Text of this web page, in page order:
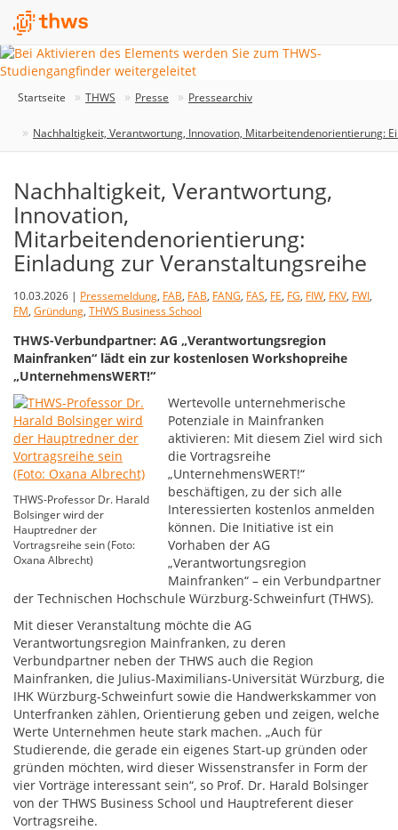
Startseite THWS Presse Pressearchiv
Nachhaltigkeit, Verantwortung, Innovation, Mitarbeitendenorientierung:
Nachhaltigkeit, Verantwortung,
Innovation,
Mitarbeitendenorientierung:
Einladung zur Veranstaltungsreihe
10.03.2026 | Pressemeldung, FAB, FAB, FANG, FAS, FE, FG, FIW, FKV, FWI,
FM, Gründung, THWS Business School
THWS-Verbundpartner: AG „Verantwortungsregion
Mainfranken“ lädt ein zur kostenlosen Workshopreihe
„UnternehmensWERT!“
THWS-Professor Dr. Harald
Bolsinger wird der
Hauptredner der
Vortragsreihe sein (Foto:
Oxana Albrecht)
Wertevolle unternehmerische
Potenziale in Mainfranken
aktivieren: Mit diesem Ziel wird sich
die Vortragsreihe
„UnternehmensWERT!“
beschäftigen, zu der sich alle
Interessierten kostenlos anmelden
können. Die Initiative ist ein
Vorhaben der AG
„Verantwortungsregion
Mainfranken“ – ein Verbundpartner
der Technischen Hochschule Würzburg-Schweinfurt (THWS).
Mit dieser Veranstaltung möchte die AG
Verantwortungsregion Mainfranken, zu deren
Verbundpartner neben der THWS auch die Region
Mainfranken, die Julius-Maximilians-Universität Würzburg, die
IHK Würzburg-Schweinfurt sowie die Handwerkskammer von
Unterfranken zählen, Orientierung geben und zeigen, welche
Werte Unternehmen heute stark machen. „Auch für
Studierende, die gerade ein eigenes Start-up gründen oder
gründen möchten, wird dieser Wissenstransfer in Form der
vier Vorträge interessant sein“, so Prof. Dr. Harald Bolsinger
von der THWS Business School und Hauptreferent dieser
Vortragsreihe.